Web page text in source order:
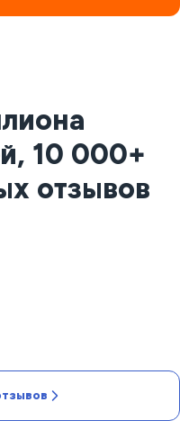
10 000+
отзывов